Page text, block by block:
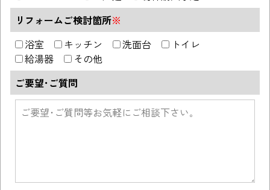
リフォームご検討箇所※
浴室
キッチン 洗面台
トイレ
給湯器
その他
ご要望･ご質問